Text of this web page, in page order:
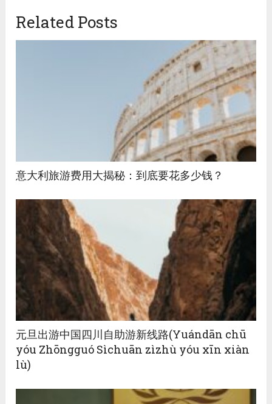
Related Posts
意大利旅游费用大揭秘：到底要花多少钱？
元旦出游中国四川自助游新线路(Yuándān chū
yóu Zhōngguó Sìchuān zìzhù yóu xīn xiàn
lù)